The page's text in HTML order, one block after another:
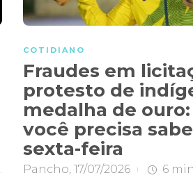
COTIDIANO
Fraudes em
protesto de
medalha de
você precisa
sexta-feira
Pancho 17/07/2026 6 min